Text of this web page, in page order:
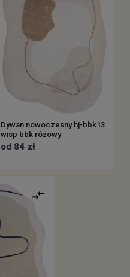
Dywan nowoczesny hj-bbk13
wisp bbk różowy
od 84 zł